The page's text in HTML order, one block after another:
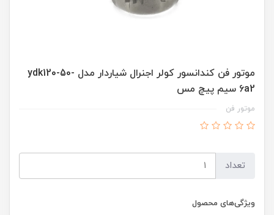
موتور فن کندانسور کولر اجنرال شیاردار مدل ydk120-50-
6a2 سیم پیچ مس
موتور فن
تعداد
ویژگی‌های محصول